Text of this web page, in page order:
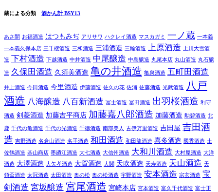
蔵による分類 酒かん計 BSY13
あさ開 お福酒造 はつもみぢ アリサワ ハクレイ酒造 マスカガミ 一ノ蔵 一本義
一本義久保本店 三千櫻酒造 三和酒造 三浦酒造 三輪酒造 上原酒造 上川大雪酒
造 下村酒造 下越酒造 中井酒造 中尾醸造 中島醸造 丸尾本店 丸山酒造 丸石醸
造 久保田酒造 久須美酒造 亀の井酒造 亀泉酒造 五町田酒造
井上酒造 今田酒造 今里酒造 伊藤酒造 佐久の花 佐浦 佐藤酒造 光武酒造
八戸
酒造 八海醸造 八百新酒造 冨士酒造 冨田酒造 出羽桜酒造 利守
酒造 剣菱酒造 加藤吉平商店 加藤嘉八郎酒造 加藤酒造 勲碧酒造 北
鹿 千代の亀酒造 千代の光酒造 千徳酒造 南部美人 古伊万里酒造 吉田屋 吉田酒
造 吉野酒造 名倉山酒造 名手酒造 和田酒造 和田龍酒造 喜多酒造 國香酒造 土
佐鶴酒造 基山商店 墨廼江酒造 大七酒造 大信州酒造 大和川酒造 大村屋酒造 大洋
酒造 大澤酒造 大矢孝酒造 大賀酒造 大関 天吹酒造 天寿酒造 天山酒造 天
領盃酒造 太冠酒造 太田酒造 奥の松 奥の松酒造 宇野酒造 安本酒造 宗玄酒造 宝
剣酒造 宮坂醸造 宮尾酒造 宮崎本店 宮本酒造 富久千代酒造 富士正